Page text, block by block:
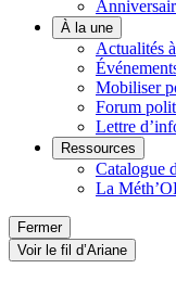
À la une
Actualités
Mobiliser
Forum
Lettre
Ressources
Catalogue
La
Fermer
Voir le fil d’Ariane